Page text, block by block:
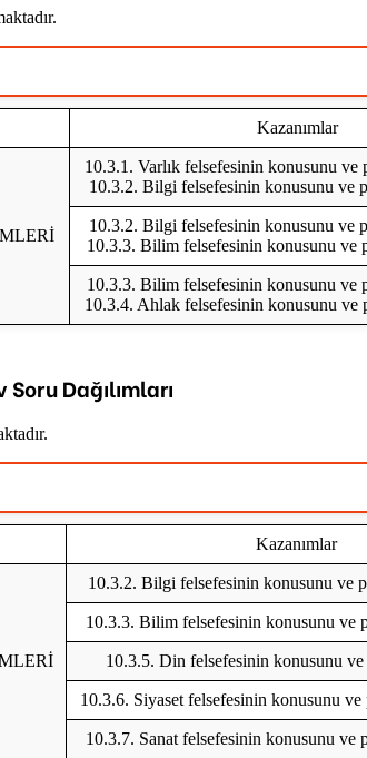
Kazanımlar
10.3.1. Varlık felsefesinin konusunu ve
10.3.2. Bilgi felsefesinin konusunu ve
10.3.2. Bilgi felsefesinin konusunu ve
10.3.3. Bilim felsefesinin konusunu ve
10.3.3. Bilim felsefesinin konusunu ve
10.3.4. Ahlak felsefesinin konusunu ve
Soru Dağılımları
Kazanımlar
10.3.2. Bilgi felsefesinin konusunu ve
10.3.3. Bilim felsefesinin konusunu ve
10.3.5. Din felsefesinin konusunu ve
10.3.6. Siyaset felsefesinin konusunu ve
10.3.7. Sanat felsefesinin konusunu ve